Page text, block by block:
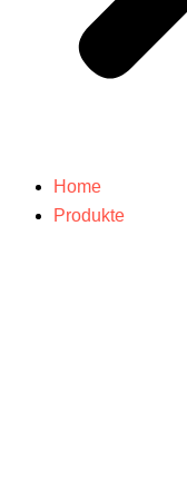
Home
Produkte